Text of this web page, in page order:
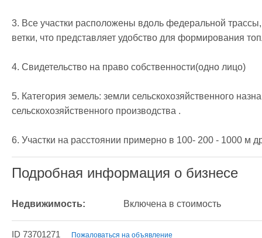
3. Все участки расположены вдоль федеральной
ветки, что представляет удобство для формирования
4. Свидетельство на право собственности(одно лицо)
5. Категория земель: земли сельскохозяйственного
сельскохозяйственного производства .
6. Участки на расстоянии примерно в 100- 200 - 1000 м
Подробная информация о бизнесе
Недвижимость: Включена в стоимость
ID 73701271 Пожаловаться на объявление